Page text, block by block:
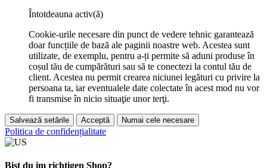
Întotdeauna activ(ă)
Cookie-urile necesare din punct de vedere tehnic garantează
doar funcțiile de bază ale paginii noastre web. Acestea sunt
utilizate, de exemplu, pentru a-ți permite să aduni produse în
coșul tău de cumpărături sau să te conectezi la contul tău de
client. Acestea nu permit crearea niciunei legături cu privire la
persoana ta, iar eventualele date colectate în acest mod nu vor
fi transmise în nicio situaţie unor terţi.
Salvează setările Acceptă Numai cele necesare
Politica de confidențialitate
Bist du im richtigen Shop?